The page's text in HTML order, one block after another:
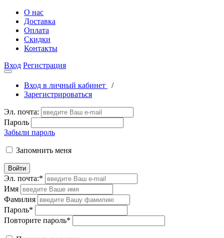
О нас
Доставка
Оплата
Скидки
Контакты
Вход Регистрация
Вход в личный кабинет
/
Зарегистрироваться
Эл. почта:
Пароль
Забыли пароль
Запомнить меня
Войти
Эл. почта:*
Имя
Фамилия
Пароль*
Повторите пароль*